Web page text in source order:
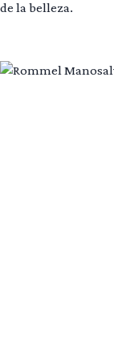
de la belleza.